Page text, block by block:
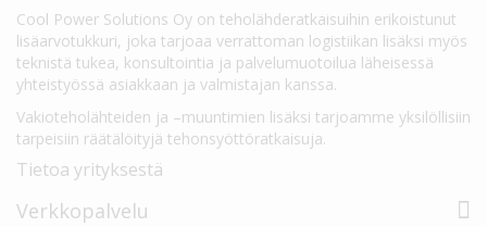
Cool Power Solutions Oy on teholähderatkaisuihin erikoistunut
lisäarvotukkuri, joka tarjoaa verrattoman logistiikan lisäksi myös
teknistä tukea, konsultointia ja palvelumuotoilua läheisessä
yhteistyössä asiakkaan ja valmistajan kanssa.
Vakioteholähteiden ja –muuntimien lisäksi tarjoamme yksilöllisiin
tarpeisiin räätälöityjä tehonsyöttöratkaisuja.
Tietoa yrityksestä
Verkkopalvelu